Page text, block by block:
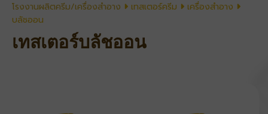
โรงงานผลิตครีม/เครื่องสำอาง เทสเตอร์ครีม
เครื่องสำอาง
บลัชออน
เทสเตอร์บลัชออน